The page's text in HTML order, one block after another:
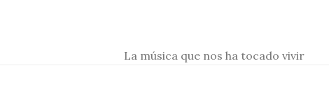
La música que nos ha tocado vivir